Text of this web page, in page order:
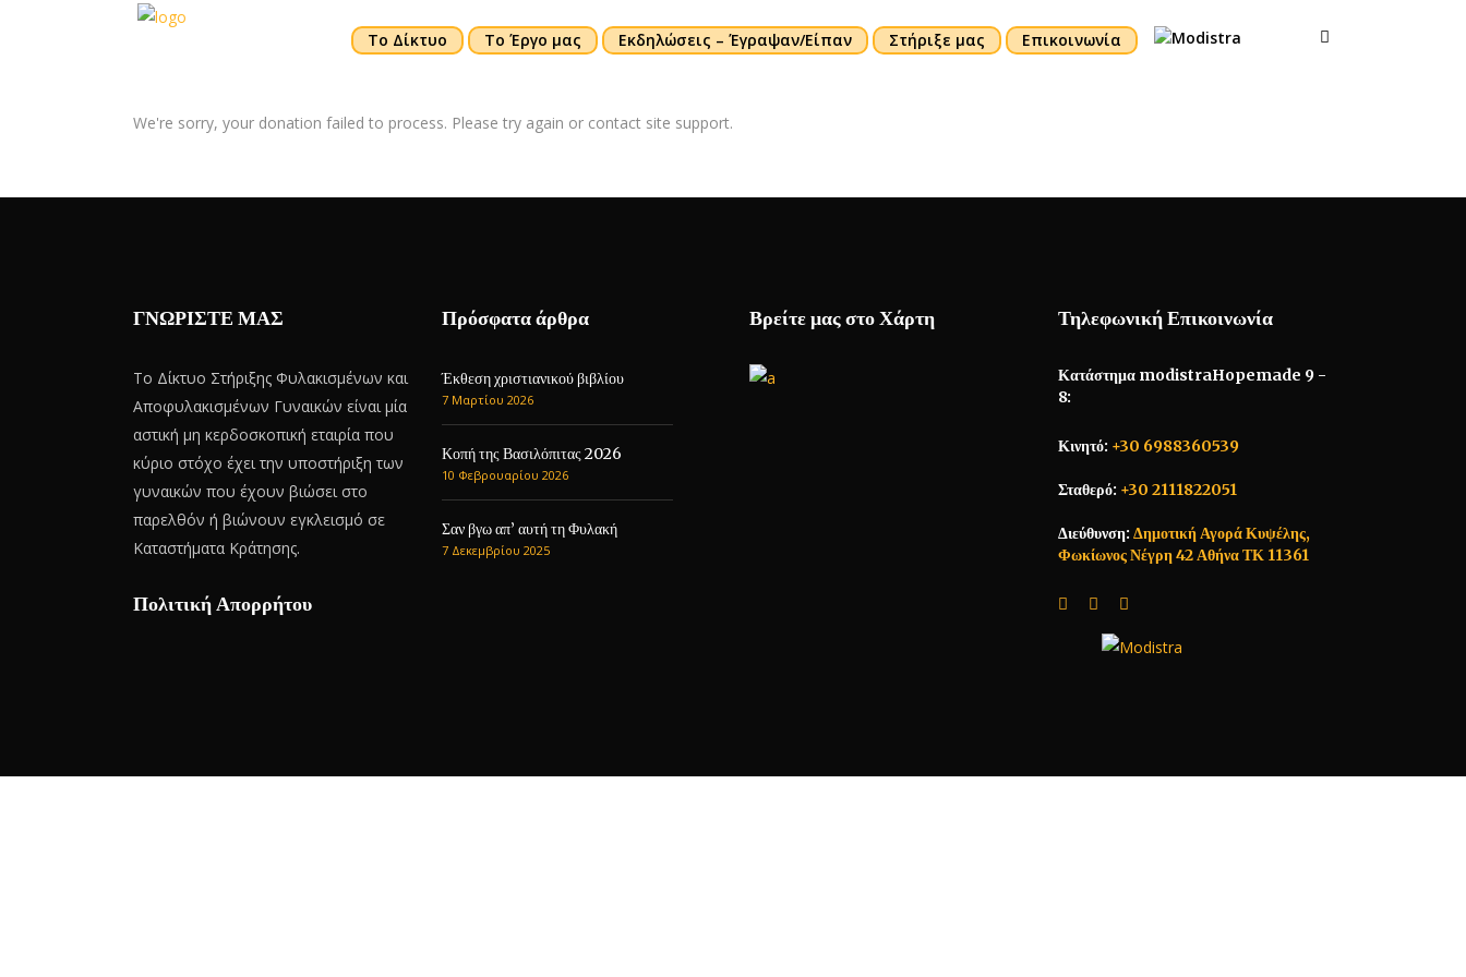
Το Δίκτυο Το Έργο μας Εκδηλώσεις – Έγραψαν/Είπαν Στήριξε μας Επικοινωνία
We're sorry, your donation failed to process. Please try again or contact site support.
ΓΝΩΡΙΣΤΕ ΜΑΣ
Το Δίκτυο Στήριξης Φυλακισμένων και
Αποφυλακισμένων Γυναικών είναι μία
αστική μη κερδοσκοπική εταιρία που
κύριο στόχο έχει την υποστήριξη των
γυναικών που έχουν βιώσει στο
παρελθόν ή βιώνουν εγκλεισμό σε
Καταστήματα Κράτησης.
Πολιτική Απορρήτου
Πρόσφατα άρθρα
Έκθεση χριστιανικού βιβλίου
7 Μαρτίου 2026
Κοπή της Βασιλόπιτας 2026
10 Φεβρουαρίου 2026
Σαν βγω απ’ αυτή τη Φυλακή
7 Δεκεμβρίου 2025
Βρείτε μας στο Χάρτη Τηλεφωνική Επικοινωνία
Κατάστημα modistraHopemade 9 -
8:
Κινητό: +30 6988360539
Σταθερό: +30 2111822051
Διεύθυνση: Δημοτική Αγορά Κυψέλης,
Φωκίωνος Νέγρη 42 Αθήνα ΤΚ 11361